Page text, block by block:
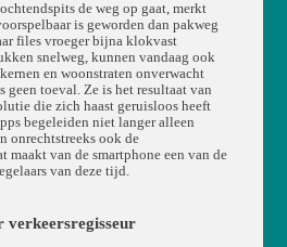
de weg op gaat, merkt
is geworden dan pakweg
files vroeger bijna klokvast
snelweg, kunnen vandaag ook
en woonstraten onverwacht
toeval. Ze is het resultaat van
die zich haast geruisloos heeft
begeleiden niet langer alleen
onrechtstreeks ook de
maakt van de smartphone een van de
van deze tijd.
verkeersregisseur